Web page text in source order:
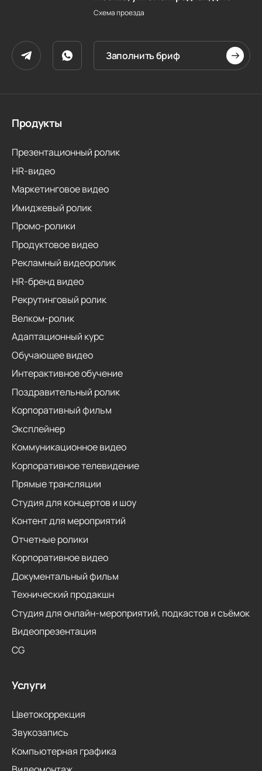
Схема проезда
Заполнить бриф
Продукты
Презентационный ролик
HR-видео
Маркетинговое видео
Имиджевый ролик
Промо-ролики
Продуктовое видео
Рекламный видеоролик
HR-бренд видео
Рекрутинговый ролик
Велком-ролик
Адаптационный курс
Обучающее видео
Интерактивное обучение
Поздравительный ролик
Корпоративный фильм
Эксплейнер
Коммуникационное видео
Корпоративное телевидение
Прямые трансляции
Студия для концертов и шоу
Контент для мероприятий
Отчетные ролики
Корпоративное видео
Документальный фильм
Технический продакшн
Студия для онлайн-мероприятий, подкастов и съёмок
Видеопрезентация
CG
Услуги
Цветокоррекция
Звукозапись
Компьютерная графика